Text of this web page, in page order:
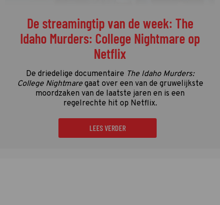
De streamingtip van de week: The
Idaho Murders: College Nightmare op
Netflix
De driedelige documentaire The Idaho Murders:
College Nightmaregaat over een van de gruwelijkste
moordzaken van de laatste jaren en is een
regelrechte hit op Netflix.
LEES VERDER